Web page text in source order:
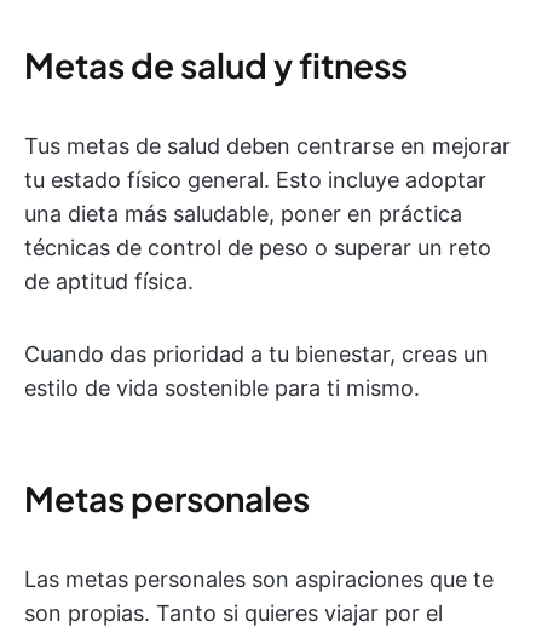
Metas de salud y fitness
Tus metas de salud deben centrarse en mejorar
tu estado físico general. Esto incluye adoptar
una dieta más saludable, poner en práctica
técnicas de control de peso o superar un reto
de aptitud física.
Cuando das prioridad a tu bienestar, creas un
estilo de vida sostenible para ti mismo.
Metas personales
Las metas personales son aspiraciones que te
son propias. Tanto si quieres viajar por el